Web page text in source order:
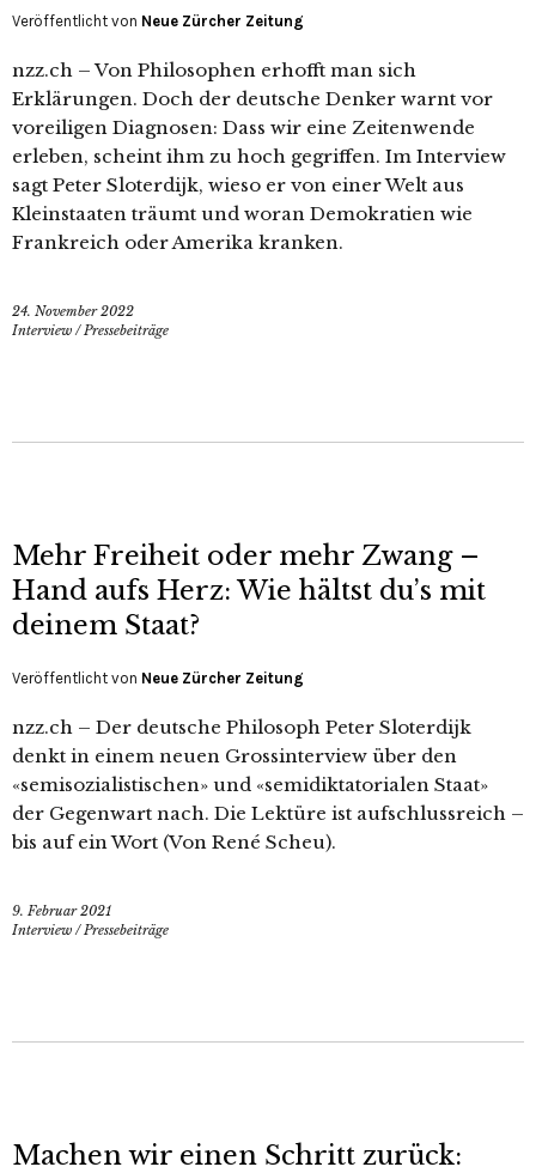
Veröffentlicht von Neue Zürcher Zeitung
nzz.ch – Von Philosophen erhofft man sich
Erklärungen. Doch der deutsche Denker warnt vor
voreiligen Diagnosen: Dass wir eine Zeitenwende
erleben, scheint ihm zu hoch gegriffen. Im Interview
sagt Peter Sloterdijk, wieso er von einer Welt aus
Kleinstaaten träumt und woran Demokratien wie
Frankreich oder Amerika kranken.
24. November 2022
Interview /Pressebeiträge
Mehr Freiheit oder mehr Zwang –
Hand aufs Herz: Wie hältst du’s mit
deinem Staat?
Veröffentlicht von Neue Zürcher Zeitung
nzz.ch – Der deutsche Philosoph Peter Sloterdijk
denkt in einem neuen Grossinterview über den
«semisozialistischen» und «semidiktatorialen Staat»
der Gegenwart nach. Die Lektüre ist aufschlussreich –
bis auf ein Wort (Von René Scheu).
9. Februar 2021
Interview /Pressebeiträge
Machen wir einen Schritt zurück: